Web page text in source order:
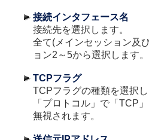
接続インタフェース名
接続先を選択します。
全て(メインセッション及
ョン2～5から選択します。
TCPフラグ
TCPフラグの種類を選択し
「プロトコル」で「TCP
無視されます。